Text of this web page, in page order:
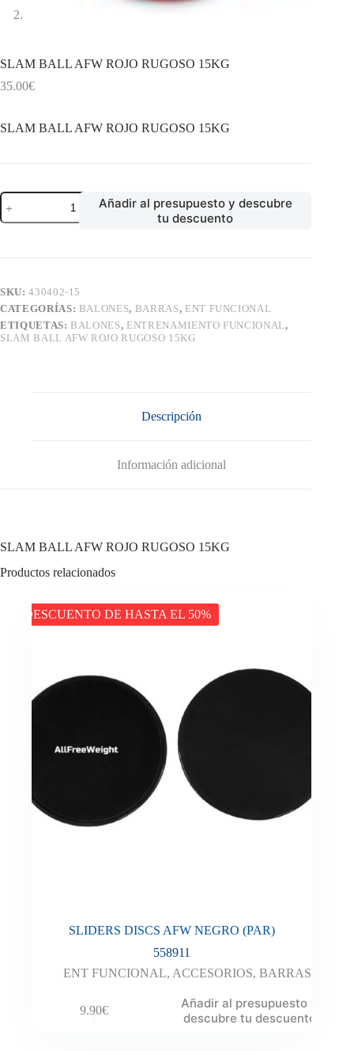
SLAM BALL AFW ROJO RUGOSO 15KG
35.00€
SLAM BALL AFW ROJO RUGOSO 15KG
SLAM
BALL
AFW
Añadir al presupuesto y descubre
tu descuento
SKU:430402-15
CATEGORÍAS: BALONES, BARRAS, ENT FUNCIONAL
ETIQUETAS: BALONES, ENTRENAMIENTO FUNCIONAL,
SLAM BALL AFW ROJO RUGOSO 15KG
Descripción
Información adicional
SLAM BALL AFW ROJO RUGOSO 15KG
Productos relacionados
DESCUENTO DE HASTA EL 50%
SLIDERS DISCS AFW NEGRO (PAR)
558911
ENT FUNCIONAL, ACCESORIOS,BARRAS
9.90€
Añadir al presupuesto y
descubre tu descuento